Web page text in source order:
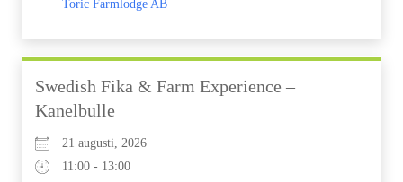
Toric Farmlodge AB
Swedish Fika & Farm Experience –
Kanelbulle
21 augusti, 2026
11:00 - 13:00